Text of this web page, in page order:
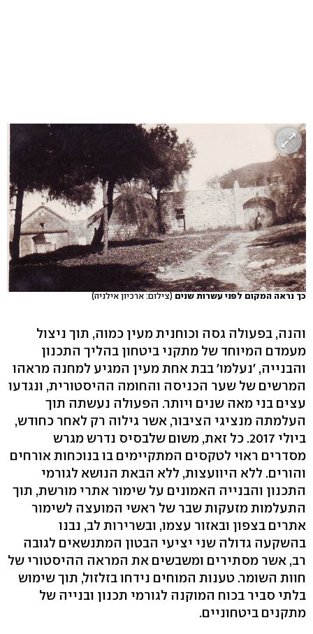
כך נראה המקום לפני עשרות שנים(צילום: ארכיון אילניה)
והנה, בפעולה גסה וכוחנית מעין כמוה, תוך ניצול
מעמדם המיוחד של מתקני ביטחון בהליך התכנון
והבנייה, 'נעלמו' בבת אחת מעין המגיע למחנה מראהו
המרשים של שער הכניסה והחומה ההיסטורית, ונגדעו
עצים בני מאה שנים ויותר. הפעולה נעשתה תוך
העלמתה מנציגי הציבור, אשר גילוה רק לאחר כחודש,
ביולי 2017. כל זאת, משום שלבסיס נדרש מגרש
מסדרים ראוי לטקסים המתקיימים בו בנוכחות אורחים
והורים. ללא היוועצות, ללא הבאת הנושא לגורמי
התכנון והבנייה האמונים על שימור אתרי מורשת, תוך
התעלמות מזעקות שבר של ראשי המועצה לשימור
אתרים בצפון ובאזור עצמו, ובשרירות לב, נבנו
בהשקעה גדולה שני יציעי הבטון המתנשאים לגובה
רב, אשר מסתירים ומשבשים את המראה ההיסטורי של
חוות השומר. טענות המוחים נידחו בזלזול, תוך שימוש
בלתי סביר בכוח המוקנה לגורמי תכנון ובנייה של
מתקנים ביטחוניים.